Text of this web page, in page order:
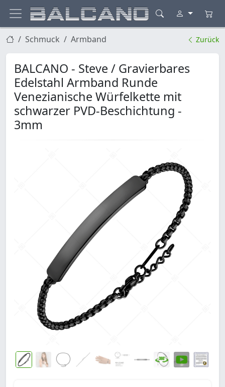
Schmuck Armband Zurück
BALCANO - Steve / Gravierbares
Edelstahl Armband Runde
Venezianische Würfelkette mit
schwarzer PVD-Beschichtung -
3mm